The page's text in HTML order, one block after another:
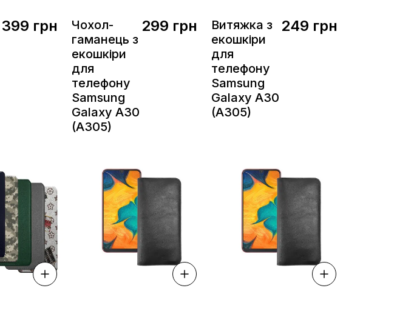
399 грн
Чохол-
гаманець з
екошкіри
для
телефону
Samsung
Galaxy A30
(A305)
299 грн
Витяжка з
екошкіри
для
телефону
Samsung
Galaxy A30
(A305)
249 грн